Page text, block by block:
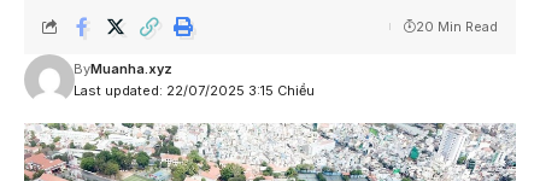
Last updated: 22/07/2025 3:15 Chiều
ByMuanha.xyz
20 Min Read